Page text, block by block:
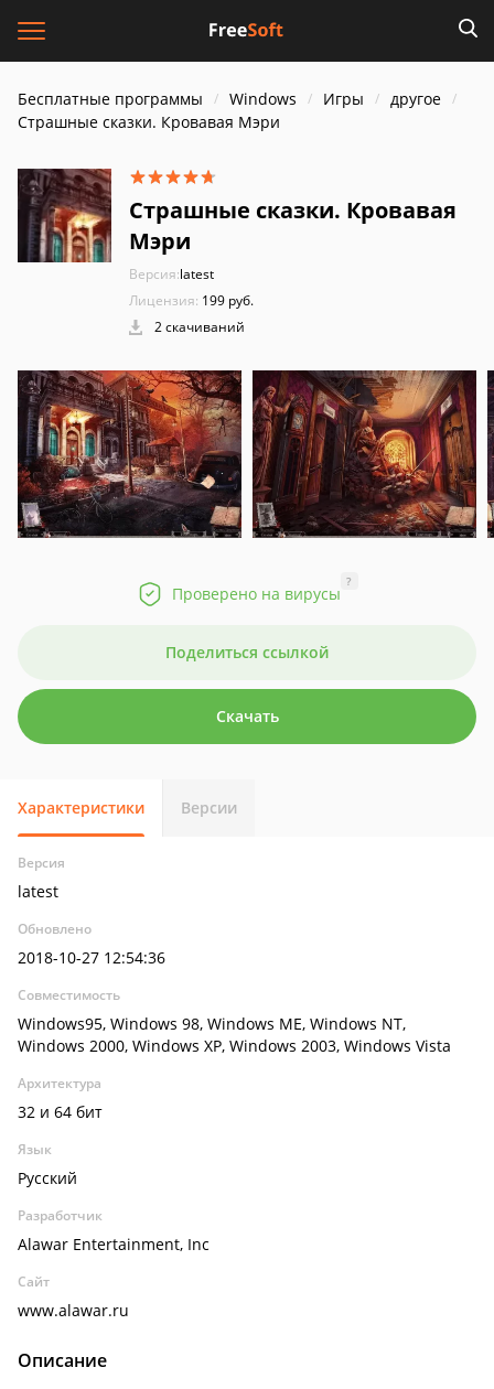
Бесплатные программы Windows Игры
другое
Страшные сказки. Кровавая Мэри
Страшные сказки. Кровавая
Мэри
Версия:latest
Лицензия: 199 руб.
2 скачиваний
Проверено на вирусы
?
Поделиться ссылкой
Скачать
Характеристики Версии
Версия
latest
Обновлено
2018-10-27 12:54:36
Совместимость
Windows95, Windows 98, Windows ME, Windows NT,
Windows 2000, Windows XP, Windows 2003, Windows Vista
Архитектура
32 и 64 бит
Язык
Русский
Разработчик
Alawar Entertainment, Inc
Сайт
www.alawar.ru
Описание